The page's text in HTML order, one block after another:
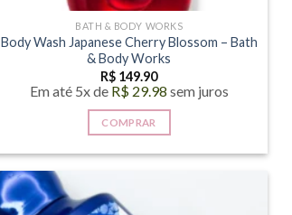
BATH & BODY WORKS
Body Wash Japanese Cherry Blossom – Bath
& Body Works
R$ 149.90
Em até 5x de R$29.98 sem juros
COMPRAR